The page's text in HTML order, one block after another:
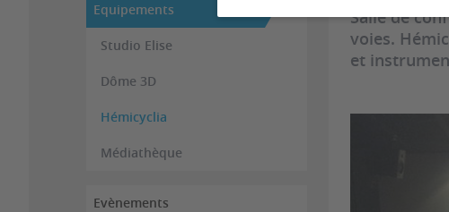
Equipements
Studio Elise
Dôme 3D
Hémicyclia
Médiathèque
Evènements
Salle de
voies.
et